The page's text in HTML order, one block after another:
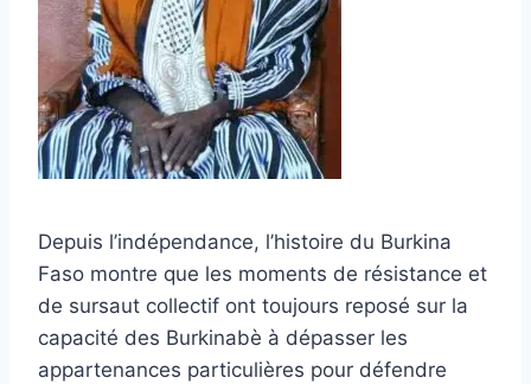
Depuis l’indépendance, l’histoire du Burkina
Faso montre que les moments de résistance et
de sursaut collectif ont toujours reposé sur la
capacité des Burkinabè à dépasser les
appartenances particulières pour défendre